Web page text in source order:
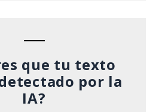
que tu texto
por la
IA?